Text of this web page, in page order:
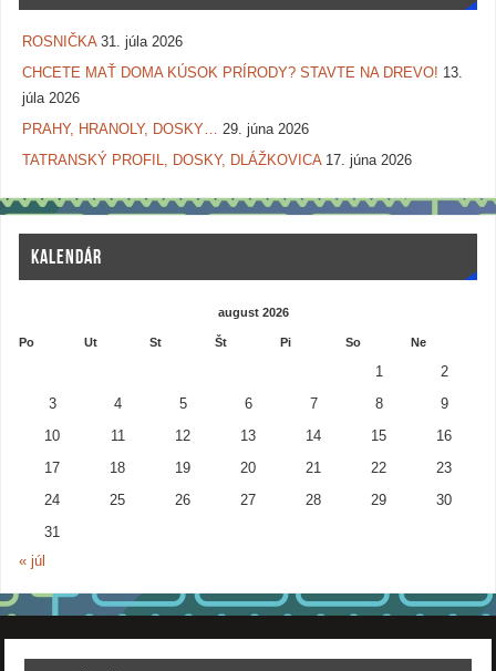
ROSNIČKA 31. júla 2026
CHCETE MAŤ DOMA KÚSOK PRÍRODY? STAVTE NA DREVO! 13.
júla 2026
PRAHY, HRANOLY, DOSKY…
29. júna 2026
TATRANSKÝ PROFIL, DOSKY, DLÁŽKOVICA 17. júna 2026
KALENDÁR
august 2026
Po Ut St Št Pi So Ne
1 2
3 4 5 6 7 8 9
10 11 12 13 14 15 16
17 18 19 20 21 22 23
24 25 26 27 28 29 30
31
« júl